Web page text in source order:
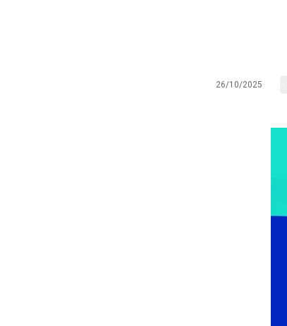
26/10/2025